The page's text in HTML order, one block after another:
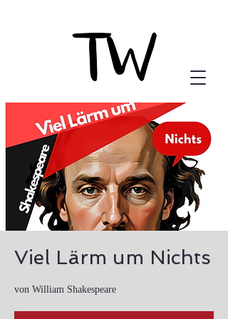
Viel Lärm um Nichts
von William Shakespeare